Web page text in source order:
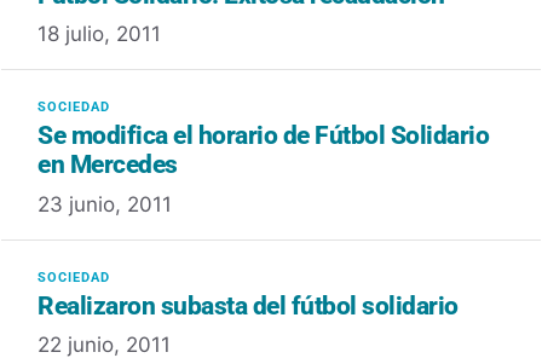
18 julio, 2011
Se modifica el horario de Fútbol Solidario
en Mercedes
23 junio, 2011
Realizaron subasta del fútbol solidario
22 junio, 2011